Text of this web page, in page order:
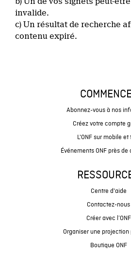
invalide.
c) Un résultat de recherche
contenu expiré.
Abonnez-vous à nos
Créez votre compte
L'ONF sur mobile et
Événements ONF près de
Centre d'aide
Contactez-nous
Créer avec l’ONF
Organiser une projection
Boutique ONF